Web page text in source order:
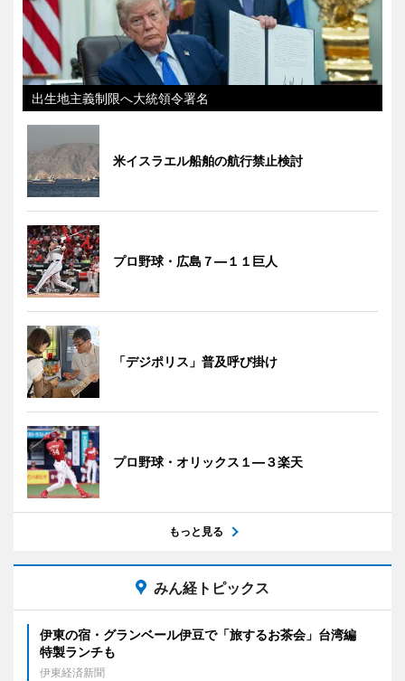
出生地主義制限へ大統領令署名
米イスラエル船舶の航行禁止検討
プロ野球・広島７―１１巨人
「デジポリス」普及呼び掛け
プロ野球・オリックス１―３楽天
もっと見る
みん経トピックス
伊東の宿・グランベール伊豆で「旅するお茶会」台湾編
特製ランチも
伊東経済新聞